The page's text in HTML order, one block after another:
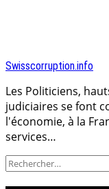
Swisscorruption.info
Les Politiciens,
judiciaires se font
l'économie, à la
services…
Rechercher :